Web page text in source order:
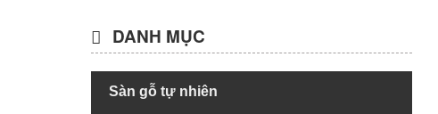
DANH MỤC
Sàn gỗ tự nhiên